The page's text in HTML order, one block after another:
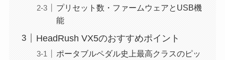
プリセット数・ファームウェアとUSB機
能
HeadRush VX5のおすすめポイント
ポータブルペダル史上最高クラスのピッ